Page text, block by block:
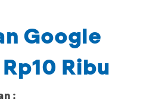
Google
Ribu
: